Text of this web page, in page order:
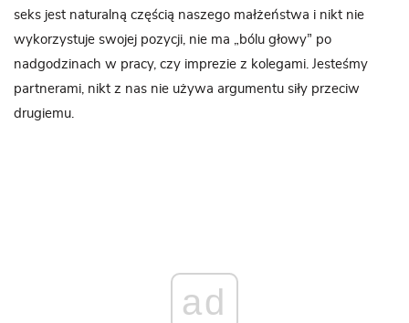
seks jest naturalną częścią naszego małżeństwa i nikt nie
wykorzystuje swojej pozycji, nie ma „bólu głowy” po
nadgodzinach w pracy, czy imprezie z kolegami. Jesteśmy
partnerami, nikt z nas nie używa argumentu siły przeciw
drugiemu.
ad